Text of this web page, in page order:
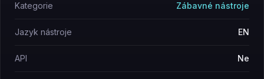
Kategorie Zábavné nástroje
Jazyk nástroje EN
API Ne